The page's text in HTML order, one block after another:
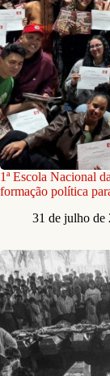
1ª Escola Nacional
formação política
31 de julho de